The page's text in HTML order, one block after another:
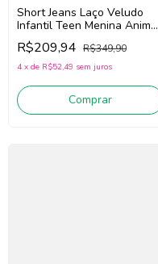
Short Jeans Laço Veludo
Infantil Teen Menina Animé
N5445 (Jeans Médio)
R$209,94 R$349,90
4 x de R$52,49 sem juros
Comprar